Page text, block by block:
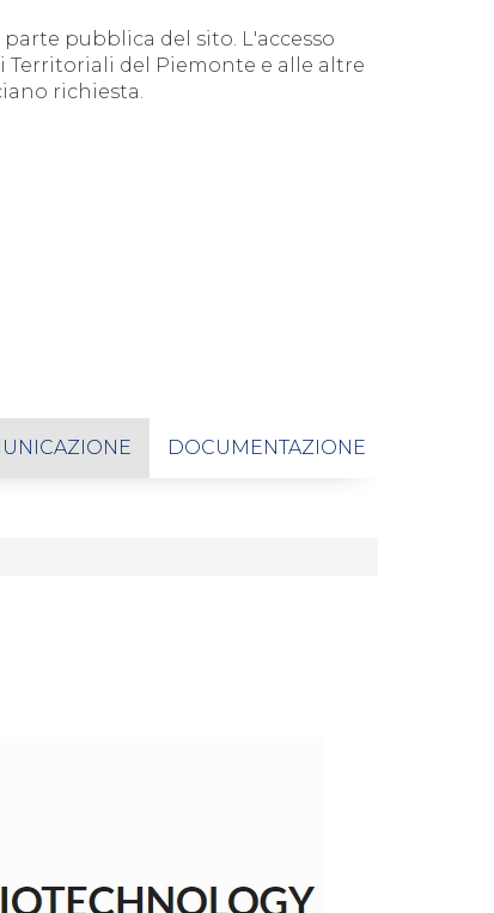
pubblica del sito. L'accesso
Territoriali del Piemonte e alle altre
richiesta.
DOCUMENTAZIONE